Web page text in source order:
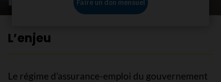
L’enjeu
Le régime d’assurance-emploi du gouvernement